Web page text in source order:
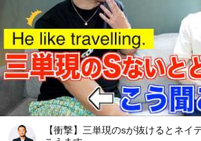
【衝撃】三単現のsが抜けるとネイ